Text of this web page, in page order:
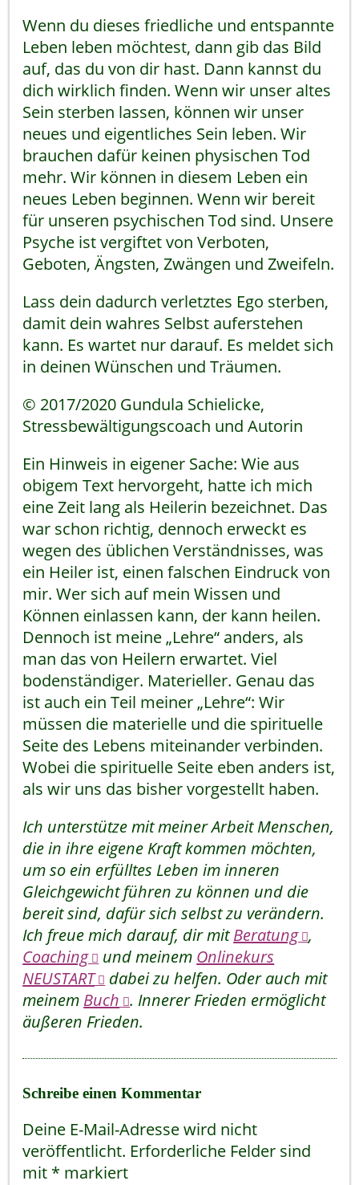
Wenn du dieses friedliche und entspannte
Leben leben möchtest, dann gib das Bild
auf, das du von dir hast. Dann kannst du
dich wirklich finden. Wenn wir unser altes
Sein sterben lassen, können wir unser
neues und eigentliches Sein leben. Wir
brauchen dafür keinen physischen Tod
mehr. Wir können in diesem Leben ein
neues Leben beginnen. Wenn wir bereit
für unseren psychischen Tod sind. Unsere
Psyche ist vergiftet von Verboten,
Geboten, Ängsten, Zwängen und Zweifeln.
Lass dein dadurch verletztes Ego sterben,
damit dein wahres Selbst auferstehen
kann. Es wartet nur darauf. Es meldet sich
in deinen Wünschen und Träumen.
© 2017/2020 Gundula Schielicke,
Stressbewältigungscoach und Autorin
Ein Hinweis in eigener Sache: Wie aus
obigem Text hervorgeht, hatte ich mich
eine Zeit lang als Heilerin bezeichnet. Das
war schon richtig, dennoch erweckt es
wegen des üblichen Verständnisses, was
ein Heiler ist, einen falschen Eindruck von
mir. Wer sich auf mein Wissen und
Können einlassen kann, der kann heilen.
Dennoch ist meine „Lehre“ anders, als
man das von Heilern erwartet. Viel
bodenständiger. Materieller. Genau das
ist auch ein Teil meiner „Lehre“: Wir
müssen die materielle und die spirituelle
Seite des Lebens miteinander verbinden.
Wobei die spirituelle Seite eben anders ist,
als wir uns das bisher vorgestellt haben.
Ich unterstütze mit meiner Arbeit Menschen,
die in ihre eigene Kraft kommen möchten,
um so ein erfülltes Leben im inneren
Gleichgewicht führen zu können und die
bereit sind, dafür sich selbst zu verändern.
Ich freue mich darauf, dir mitBeratung ,
Coaching
und meinem Onlinekurs
NEUSTART
dabei zu helfen. Oder auch mit
meinem Buch . Innerer Frieden ermöglicht
äußeren Frieden.
Schreibe einen Kommentar
Deine E-Mail-Adresse wird nicht
veröffentlicht. Erforderliche Felder sind
mit * markiert